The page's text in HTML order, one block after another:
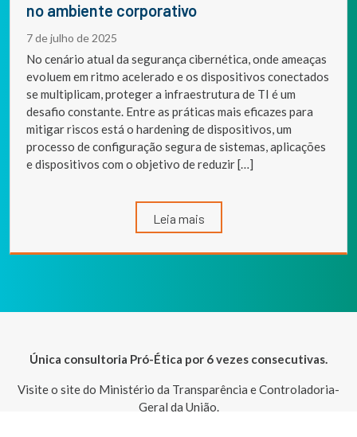
no ambiente corporativo
7 de julho de 2025
No cenário atual da segurança cibernética, onde ameaças
evoluem em ritmo acelerado e os dispositivos conectados
se multiplicam, proteger a infraestrutura de TI é um
desafio constante. Entre as práticas mais eficazes para
mitigar riscos está o hardening de dispositivos, um
processo de configuração segura de sistemas, aplicações
e dispositivos com o objetivo de reduzir […]
Leia mais
Única consultoria Pró-Ética por 6 vezes consecutivas.
Visite o site do Ministério da Transparência e Controladoria-
Geral da União.